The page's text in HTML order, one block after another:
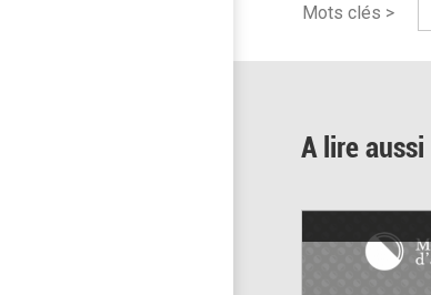
Mots clés >
A lire aussi